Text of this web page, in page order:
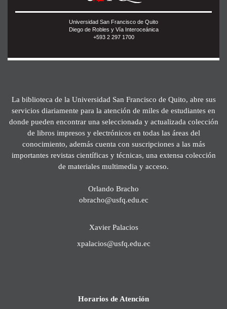
Universidad San Francisco de Quito
Diego de Robles y Vía Interoceánica
+593 2 297 1700
La biblioteca de la Universidad San Francisco de Quito, abre sus
servicios diariamente para la atención de miles de estudiantes en
donde pueden encontrar una seleccionada y actualizada colección
de libros impresos y electrónicos en todas las áreas del
conocimiento, además cuenta con suscripciones a las más
importantes revistas científicas y técnicas, una extensa colección
de materiales multimedia y acceso.
Orlando Bracho
obracho@usfq.edu.ec
Xavier Palacios
xpalacios@usfq.edu.ec
Horarios de Atención